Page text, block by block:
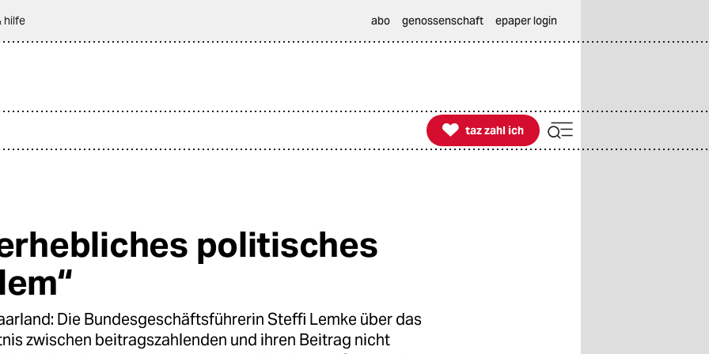
hilfe abo genossenschaft epaper login

taz zahl ich
taz zahl ich
politisches
Die Bundesgeschäftsführerin Steffi Lemke über das
zwischen beitragszahlenden und ihren Beitrag nicht